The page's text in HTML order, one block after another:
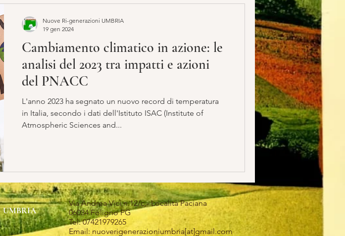
ATTUALITÀ
Cambiamento climatico in azione: le
analisi del 2023 tra impatti e azioni
del PNACC
L'anno 2023 ha segnato un nuovo record di temperatura
in Italia, secondo i dati dell'Istituto ISAC (Institute of
Atmospheric Sciences and...
Nuove Ri-generazioni UMBRIA
19 gen 2024
UMBRIA
Via Andrea Vici n.12/c,- Località Paciana
06034 Foligno PG
Tel: 07421979265
Email: nuoverigenerazioniumbria[at]gmail.com